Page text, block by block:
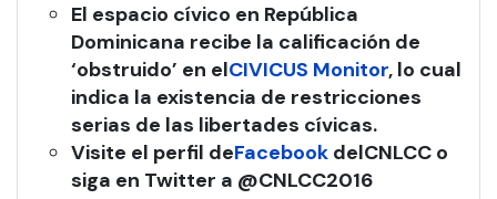
El espacio cívico en República
Dominicana recibe la calificación de
‘obstruido’ en elCIVICUS Monitor, lo cual
indica la existencia de restricciones
serias de las libertades cívicas.
Visite el perfil deFacebook delCNLCC o
siga en Twitter a @CNLCC2016